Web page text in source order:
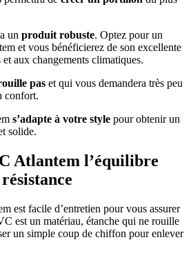
un produit robuste. Optez pour un
et vous bénéficierez de son excellente
aux changements climatiques.
pas et qui vous demandera très peu
confort.
s’adapte à votre style pour obtenir un
solide.
Atlantem l’équilibre
est facile d’entretien pour vous assurer
est un matériau, étanche qui ne rouille
un simple coup de chiffon pour enlever